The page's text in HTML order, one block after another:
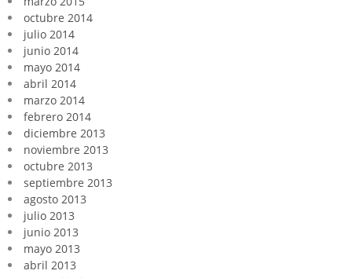
octubre 2014
julio 2014
junio 2014
mayo 2014
abril 2014
marzo 2014
febrero 2014
diciembre 2013
noviembre 2013
octubre 2013
septiembre 2013
agosto 2013
julio 2013
junio 2013
mayo 2013
abril 2013